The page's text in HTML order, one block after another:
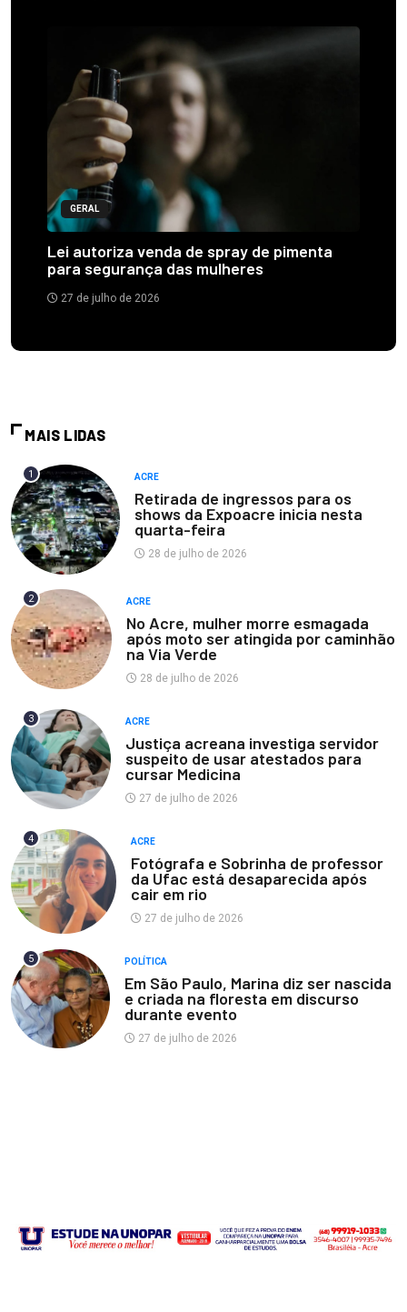
GERAL
Lei autoriza venda de spray de pimenta
para segurança das mulheres
27 de julho de 2026
MAIS LIDAS
1 ACRE
Retirada de ingressos para os
shows da Expoacre inicia nesta
quarta-feira
28 de julho de 2026
2 ACRE
No Acre, mulher morre esmagada
após moto ser atingida por caminhão
na Via Verde
28 de julho de 2026
3 ACRE
Justiça acreana investiga servidor
suspeito de usar atestados para
cursar Medicina
27 de julho de 2026
4 ACRE
Fotógrafa e Sobrinha de professor
da Ufac está desaparecida após
cair em rio
27 de julho de 2026
5 POLÍTICA
Em São Paulo, Marina diz ser nascida
e criada na floresta em discurso
durante evento
27 de julho de 2026